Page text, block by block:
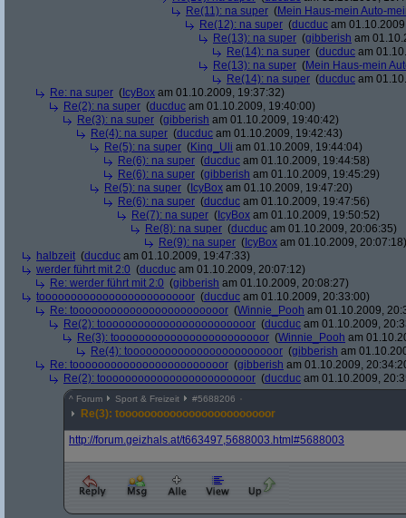
Re(11): na super (Mein Haus-mein Auto-
Re(12): na super (ducduc am
Re(13): na super (gibberish am
Re(14): na super (ducduc am
Re(13): na super (Mein Haus-mein
Re(14): na super (ducduc am
Re: na super ( IcyBox am 01.10.2009, 19:37:32)
Re(2): na super (ducduc am 01.10.2009, 19:40:00)
Re(3): na super (gibberish am 01.10.2009, 19:40:42)
Re(4): na super (ducduc am 01.10.2009, 19:42:43)
Re(5): na super (King_Uli am 01.10.2009, 19:44:04)
Re(6): na super (ducduc am 01.10.2009, 19:44:58)
Re(6): na super (gibberish am 01.10.2009, 19:45:29)
Re(5): na super ( IcyBox am 01.10.2009, 19:47:20)
Re(6): na super (ducduc am 01.10.2009, 19:47:56)
Re(7): na super ( IcyBox am 01.10.2009, 19:50:52)
Re(8): na super (ducduc am 01.10.2009, 20:06:35)
Re(9): na super ( IcyBox am 01.10.2009, 20:07:18)
halbzeit (ducduc am 01.10.2009, 19:47:33)
werder führt mit 2:0 (ducduc am 01.10.2009, 20:07:12)
Re: werder führt mit 2:0 (gibberish am 01.10.2009, 20:08:27)
toooooooooooooooooooooooor (ducduc am 01.10.2009, 20:33:00)
Re: toooooooooooooooooooooooor (Winnie_Pooh am 01.10.2009,
Re(2): toooooooooooooooooooooooor (ducduc am 01.10.2009,
Re(3): toooooooooooooooooooooooor (Winnie_Pooh am
Re(4): toooooooooooooooooooooooor (gibberish am
Re: toooooooooooooooooooooooor (gibberish am 01.10.2009,
Re(2): toooooooooooooooooooooooor (ducduc am 01.10.2009,
^ Forum Sport & Freizeit #5688206
Re(3): toooooooooooooooooooooooor
http://forum.geizhals.at/t663497,5688003.html#5688003